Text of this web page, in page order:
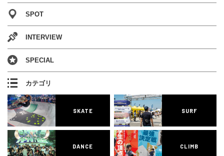
SPOT
INTERVIEW
SPECIAL
カテゴリ
SKATE SURF
DANCE CLIMB